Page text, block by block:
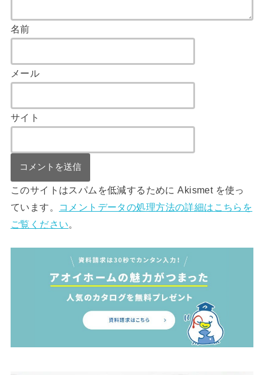
名前
メール
サイト
このサイトはスパムを低減するために Akismet を使っ
ています。
コメントデータの処理方法の詳細はこちらを
ご覧ください。